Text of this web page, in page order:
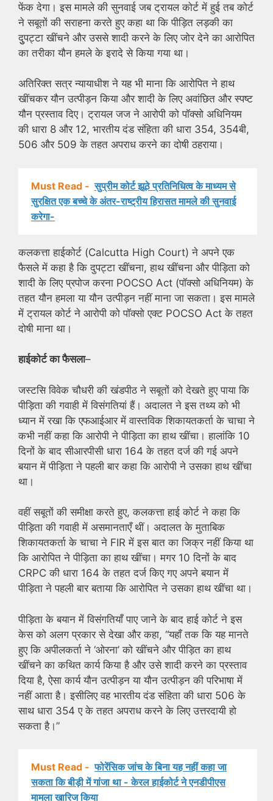
फेंक देगा। इस मामले की सुनवाई जब ट्रायल कोर्ट में हुई तब कोर्ट
ने सबूतों की सराहना करते हुए कहा था कि पीड़ित लड़की का
दुुपट्टा खींचने और उससे शादी करने के लिए जोर देने का आरोपित
का तरीका यौन हमले के इरादे से किया गया था।
अतिरिक्त सत्र न्यायाधीश ने यह भी माना कि आरोपित ने हाथ
खींचकर यौन उत्पीड़न किया और शादी के लिए अवांछित और स्पष्ट
यौन प्रस्ताव दिए। ट्रायल जज ने आरोपी को पॉक्सो अधिनियम
की धारा 8 और 12, भारतीय दंड संहिता की धारा 354, 354बी,
506 और 509 के तहत अपराध करने का दोषी ठहराया।
Must Read - सुप्रीम कोर्ट झूठे प्रतिनिधित्व के माध्यम से
सुरक्षित एक बच्चे के अंतर-राष्ट्रीय हिरासत मामले की सुनवाई
करेगा-
कलकत्ता हाईकोर्ट (Calcutta High Court) ने अपने एक
फैसले में कहा है कि दुपट्टा खींचना, हाथ खींचना और पीड़िता को
शादी के लिए प्रपोज करना POCSO Act (पॉक्सो अधिनियम) के
तहत यौन हमला या यौन उत्पीड़न नहीं माना जा सकता। इस मामले
में ट्रायल कोर्ट ने आरोपी को पॉक्सो एक्ट POCSO Act के तहत
दोषी माना था।
हाईकोर्ट का फैसला–
जस्टसि विवेक चौधरी की खंडपीठ ने सबूतों को देखते हुए पाया कि
पीड़िता की गवाही में विसंगतियां हैं। अदालत ने इस तथ्य को भी
ध्यान में रखा कि एफआईआर में वास्तविक शिकायतकर्ता के चाचा ने
कभी नहीं कहा कि आरोपी ने पीड़िता का हाथ खींचा। हालांकि 10
दिनों के बाद सीआरपीसी धारा 164 के तहत दर्ज की गई अपने
बयान में पीड़िता ने पहली बार कहा कि आरोपी ने उसका हाथ खींचा
था।
वहीं सबूतों की समीक्षा करते हुए, कलकत्ता हाई कोर्ट ने कहा कि
पीड़िता की गवाही में असमानताएँ थीं। अदालत के मुताबिक
शिकायतकर्ता के चाचा ने FIR में इस बात का जिक्र नहीं किया था
कि आरोपित ने पीड़िता का हाथ खींचा। मगर 10 दिनों के बाद
CRPC की धारा 164 के तहत दर्ज किए गए अपने बयान में
पीड़िता ने पहली बार बताया कि आरोपित ने उसका हाथ खींचा था।
पीड़िता के बयान में विसंगतियाँ पाए जाने के बाद हाई कोर्ट ने इस
केस को अलग प्रकार से देखा और कहा, “यहाँ तक ​​कि यह मानते
हुए कि अपीलकर्ता ने ‘ओरना’ को खींचने और पीड़ित का हाथ
खींचने का कथित कार्य किया है और उसे शादी करने का प्रस्ताव
दिया है, ऐसा कार्य यौन उत्पीड़न या यौन उत्पीड़न की परिभाषा में
नहीं आता है। इसीलिए वह भारतीय दंड संहिता की धारा 506 के
साथ धारा 354 ए के तहत अपराध करने के लिए उत्तरदायी हो
सकता है।”
Must Read - फोरेंसिक जांच के बिना यह नहीं कहा जा
सकता कि बीड़ी में गांजा था - केरल हाईकोर्ट ने एनडीपीएस
मामला खारिज किया